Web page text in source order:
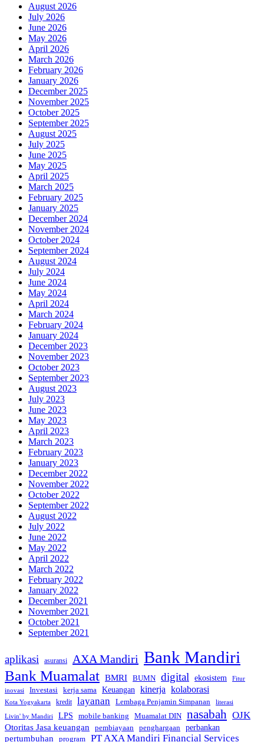
August 2026
July 2026
June 2026
May 2026
April 2026
March 2026
February 2026
January 2026
December 2025
November 2025
October 2025
September 2025
August 2025
July 2025
June 2025
May 2025
April 2025
March 2025
February 2025
January 2025
December 2024
November 2024
October 2024
September 2024
August 2024
July 2024
June 2024
May 2024
April 2024
March 2024
February 2024
January 2024
December 2023
November 2023
October 2023
September 2023
August 2023
July 2023
June 2023
May 2023
April 2023
March 2023
February 2023
January 2023
December 2022
November 2022
October 2022
September 2022
August 2022
July 2022
June 2022
May 2022
April 2022
March 2022
February 2022
January 2022
December 2021
November 2021
October 2021
September 2021
aplikasi asuransi AXA Mandiri Bank Mandiri
Bank Muamalat BMRI BUMN digital ekosistem Fitur
inovasi Investasi kerja sama Keuangan kinerja kolaborasi
Kota Yogyakarta kredit layanan Lembaga Penjamin Simpanan
literasi
Livin' by Mandiri
LPS mobile banking Muamalat DIN nasabah OJK
Otoritas Jasa keuangan pembiayaan penghargaan perbankan
pertumbuhan program PT AXA Mandiri Financial Services